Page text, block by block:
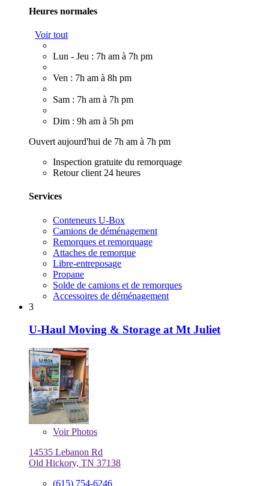
Heures normales
Voir tout
Lun - Jeu : 7h am à 7h pm
Ven : 7h am à 8h pm
Sam : 7h am à 7h pm
Dim : 9h am à 5h pm
Ouvert aujourd'hui de 7h am à 7h pm
Inspection gratuite du remorquage
Retour client 24 heures
Services
Conteneurs U-Box
Camions de déménagement
Remorques et remorquage
Attaches de remorque
Libre-entreposage
Propane
Solde de camions et de remorques
Accessoires de déménagement
3
U-Haul Moving & Storage at Mt Juliet
VoirPhotos
14535 Lebanon Rd
Old Hickory, TN 37138
(615) 754-6246